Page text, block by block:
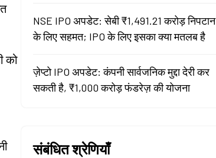
को
NSE IPO अपडेट: सेबी ₹1,491.21 करोड़ निपटान
के लिए सहमत; IPO के लिए इसका क्या मतलब है
ज़ेप्टो IPO अपडेट: कंपनी सार्वजनिक मुद्दा देरी कर
सकती है, ₹1,000 करोड़ फंडरेज़ की योजना
संबंधित श्रेणियाँ